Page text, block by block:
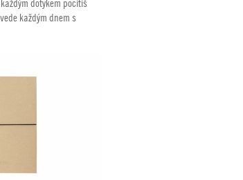
dotykem pocítíš
každým dnem s